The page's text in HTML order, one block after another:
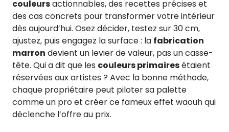
couleursactionnables, des recettes précises et
des cas concrets pour transformer votre intérieur
dès aujourd’hui. Osez décider, testez sur 30 cm,
ajustez, puis engagez la surface : la fabrication
marron devient un levier de valeur, pas un casse-
tête. Qui a dit que les couleurs primairesétaient
réservées aux artistes ? Avec la bonne méthode,
chaque propriétaire peut piloter sa palette
comme un pro et créer ce fameux effet waouh qui
déclenche l’offre au prix.